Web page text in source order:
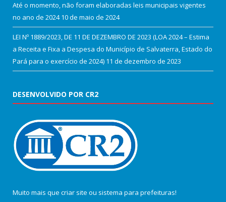
Até o momento, não foram elaboradas leis municipais vigentes
no ano de 2024 10 de maio de 2024
LEI Nº 1889/2023, DE 11 DE DEZEMBRO DE 2023 (LOA 2024 – Estima
a Receita e Fixa a Despesa do Município de Salvaterra, Estado do
Pará para o exercício de 2024) 11 de dezembro de 2023
DESENVOLVIDO POR CR2
Muito mais que criar site ou sistema para prefeituras!